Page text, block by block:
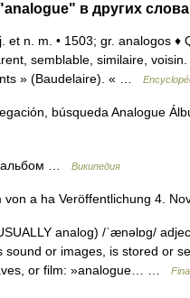
в других
et n. m. • 1503; gr. analogos ♦
semblable, similaire,
» (Baudelaire). « …
búsqueda Analogue
… Википедия
a ha Veröffentlichung 4.
analog) /ˈænəlɒg/
sound or images, is stored or
or film: »analogue… …